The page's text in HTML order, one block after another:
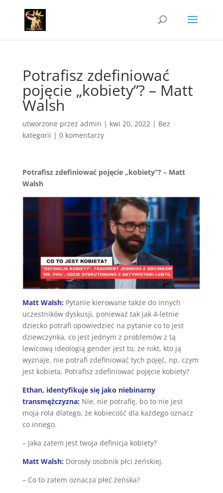
Potrafisz zdefiniować
pojęcie „kobiety”? – Matt
Walsh
utworzone przez admin | kwi 20, 2022| Bez
kategorii | 0 komentarzy
Potrafisz zdefiniować pojęcie „kobiety”? – Matt
Walsh
Matt Walsh: Pytanie kierowane także do innych
uczestników dyskusji, ponieważ tak jak 4-letnie
dziecko potrafi opowiedzieć na pytanie co to jest
dziewczynka, co jest jednym z problemów z tą
lewicową ideologią gender jest to, że nikt, kto ją
wyznaje, nie potrafi zdefiniować tych pojęć, np. czym
jest kobieta. Potrafisz zdefiniować pojęcie kobiety?
Ethan, identyfikuje się jako niebinarny
transmężczyzna: Nie, nie potrafię, bo to nie jest
moja rola dlatego, że kobiecość dla każdego oznacz
co innego.
– Jaka zatem jest twoja definicja kobiety?
Matt Walsh: Dorosły osobnik płci żeńskiej.
– Co to zatem oznacza płeć żeńska?